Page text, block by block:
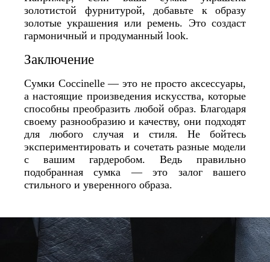
золотистой фурнитурой, добавьте к образу
золотые украшения или ремень. Это создаст
гармоничный и продуманный look.
Заключение
Сумки Coccinelle — это не просто аксессуары,
а настоящие произведения искусства, которые
способны преобразить любой образ. Благодаря
своему разнообразию и качеству, они подходят
для любого случая и стиля. Не бойтесь
экспериментировать и сочетать разные модели
с вашим гардеробом. Ведь правильно
подобранная сумка — это залог вашего
стильного и уверенного образа.